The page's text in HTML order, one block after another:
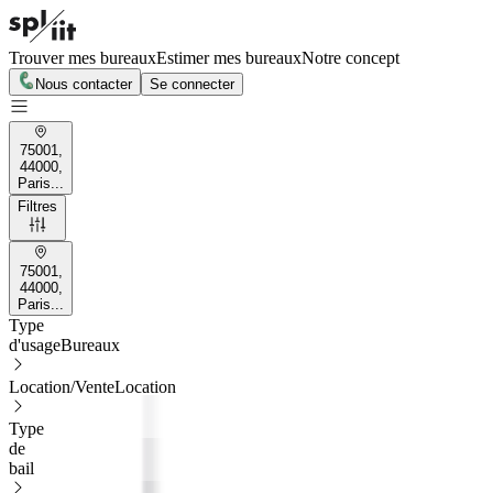
Trouver mes bureauxEstimer mes bureauxNotre concept
Nous contacter Se connecter
75001,
44000,
Paris...
Filtres
75001,
44000,
Paris...
Type
d'usageBureaux
Location/VenteLocation
Type
de
bail